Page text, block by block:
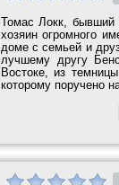
Томас Локк, бывший
хозяин огромного
доме с семьей и
лучшему другу
Востоке, из
которому поручено